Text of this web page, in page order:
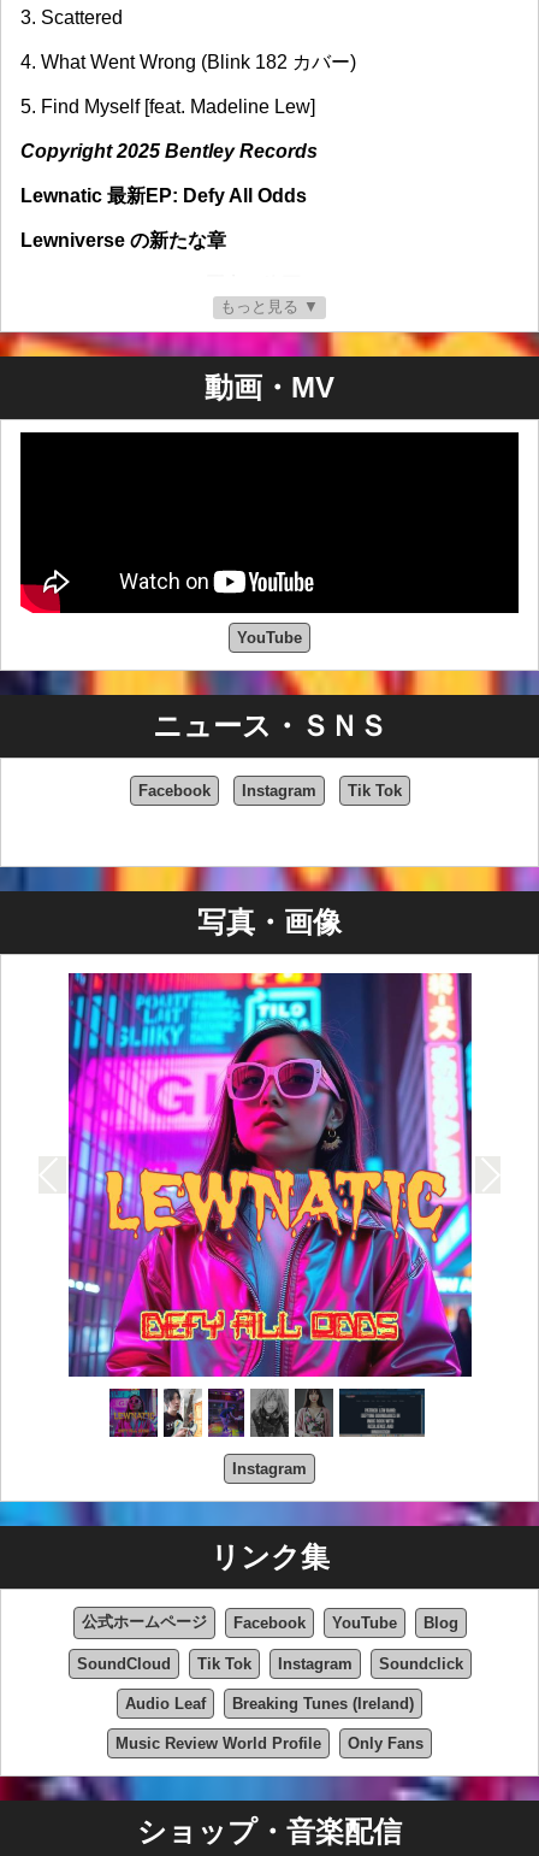
3. Scattered
4. What Went Wrong (Blink 182 カバー)
5. Find Myself [feat. Madeline Lew]
Copyright 2025 Bentley Records
Lewnatic 最新EP: Defy All Odds
Lewniverse の新たな章
Patrick Lew Band (PLB) は、ガレージパンク、グランジ、
エクスペリメンタルロックを融合させ、24年にわたる多
作な作品群を生み出し、20年以上にわたりインディーミ
ュージックシーンの礎を築いてきました。2001年にサン
フランシスコのガレージでささやかに始まったPLBか
た。初期の自宅デモから世界的な認知へと至るバンドの
進化は、パトリック・リューのビジョンと不屈の精神の
証でした。しかし、PLBの幕が閉じられると、新たな時
代が幕を開けました。
パトリック・リュー・バンド解散後、パトリック・リュ
ーは個人的な転機を迎えました。元婚約者のマンダ・ケ
イとの関係が破局したのです。人生を変えたこの出来事
感情の揺れ動きの中、パトリックは音楽に慰めとインス
ピレーションを見出しました。解散は、一つの章の終わ
りを告げるだけでなく、新たな始まりへの道を切り開き
ました。パトリックの女装の分身であり、事実上のバン
ドメイトであったマデリン・リューは、自身のプロジェ
クトにフルタイムで復帰し、音楽活動に新たなエネルギ
ーと創造性をもたらしました。
Lewnaticの誕生
Lewnaticは、Patrick Lewの音楽的アイデンティティを大
胆に再創造する存在として誕生しました。ラップメタ
ル、シティポップ、アニメ風のサウンドなど、ジャンル
を横断するスタイルに焦点を当てたLewnaticは、PLBの
ルーツを尊重しつつも、その伝統から脱却しています。
このプロジェクトの精神はDIY精神に根ざし、生々しい感
情と洗練されたプロダクションを融合させています。
Lewnaticの音楽はPatrickの歩みを反映し、彼の人生の浮
き沈みをありのままに捉えています。
Defy All Odds：音楽スタイルと歌詞のテーマ
Lewnaticの最新EP「Defy All Odds」は、困難を乗り越え
る力と決意の証です。ラップメタルのアグレッシブさ、
シティポップのメロディー、そしてエレクトロニックロ
ックのテクスチャを融合させたこのEPは、革新的であり
ながら親しみやすいサウンドを生み出しています。
『Defy All Odds』の歌詞は、忍耐、自己発見、そしてエ
ンパワーメントといったテーマを探求しています。収録
曲は、マンダ・ケイとの破局、そして人生とキャリアの
再構築といったパトリックの個人的な経験を深く掘り下
げています。
Lewnaticの未来
Lewnaticは、インディーズミュージックのあり方を再定
義する準備が整っています。マデリン・ルーが復帰し、
もっと見る ▼
動画・MV
YouTube
ニュース・ＳＮＳ
Facebook Instagram Tik Tok
写真・画像
Instagram
リンク集
公式ホームページ Facebook YouTube Blog
SoundCloud Tik Tok Instagram Soundclick
Audio Leaf Breaking Tunes (Ireland)
Music Review World Profile Only Fans
ショップ・音楽配信